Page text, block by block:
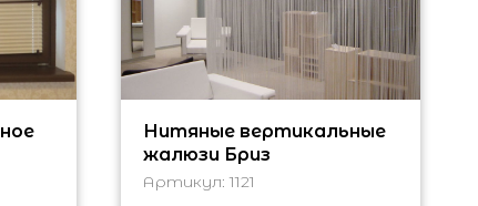
Нитяные вертикальные
жалюзи Бриз
Артикул: 1121